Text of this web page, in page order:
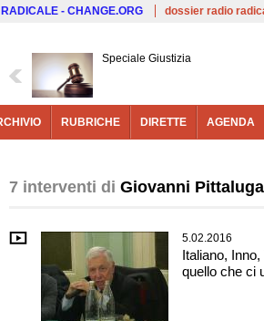
Salta al
- CHANGE.ORG dossier radio
Speciale Giustizia
RUBRICHE DIRETTE AGENDA
7 interventi di Giovanni Pittaluga
5.02.2016
Italiano,
quello che ci